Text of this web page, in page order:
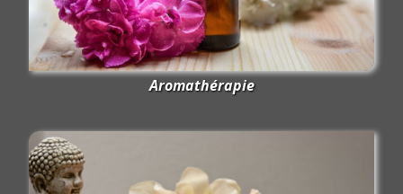
Aromathérapie